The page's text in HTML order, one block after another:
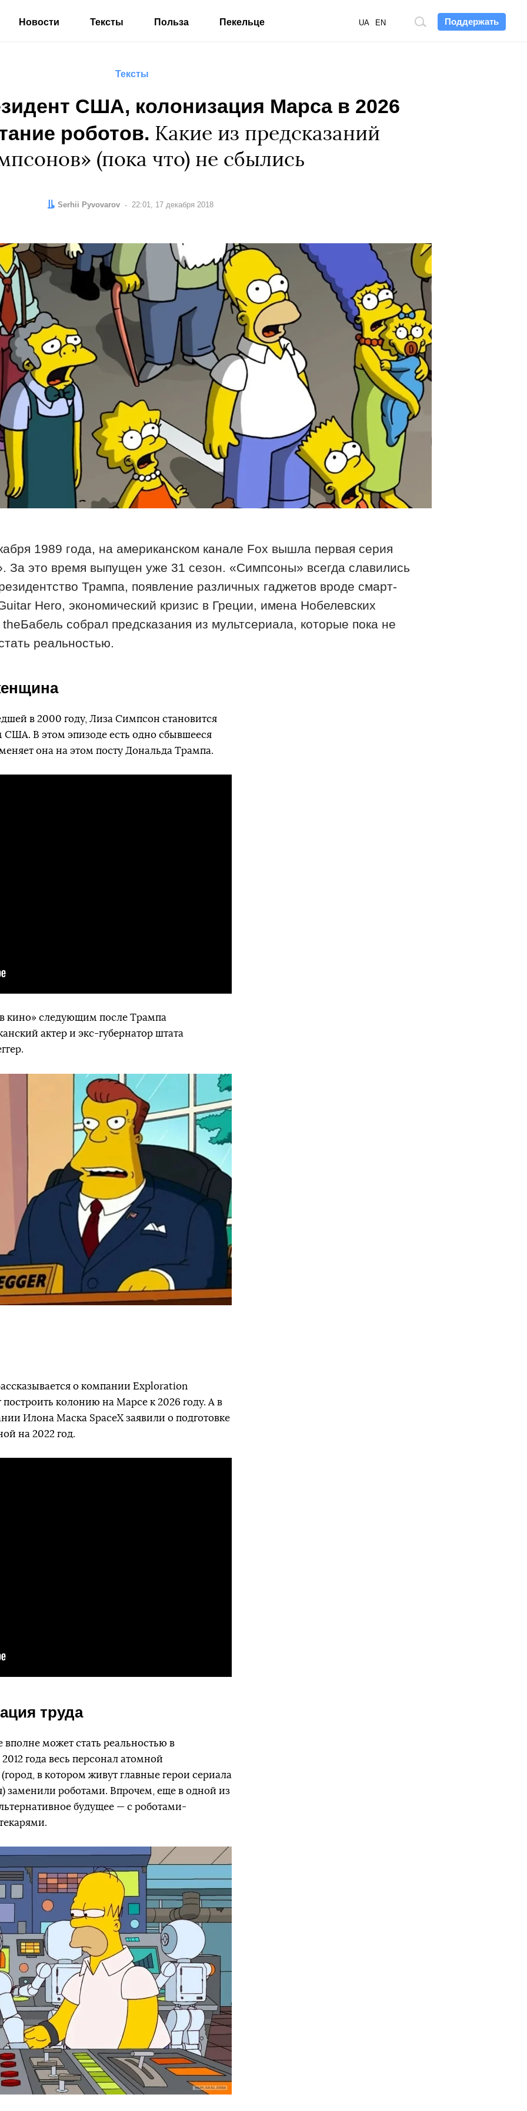
Поддержать
Поиск
UA EN
Новости Тексты Польза Пекельце
Тексты
США, колонизация Марса в 2026
роботов. Какие из предсказаний
(пока что) не сбылись
Автор:
Serhii Pyvovarov Дата:
22:01, 17 декабря 2018
1989 года, на американском канале Fox вышла первая серия
За это время выпущен уже 31 сезон. «Симпсоны» всегда славились
Трампа, появление различных гаджетов вроде смарт-
Herо, экономический кризис в Греции, имена Нобелевских
собрал предсказания из мультсериала, которые пока не
реальностью.
в 2000 году, Лиза Симпсон становится
В этом эпизоде есть одно сбывшееся
она на этом посту Дональда Трампа.
кино» следующим после Трампа
актер и экс-губернатор штата
о компании Exploration
колонию на Марсе к 2026 году. А в
Илона Маска SpaceX заявили о подготовке
на 2022 год.
труда
может стать реальностью в
года весь персонал атомной
в котором живут главные герои сериала
заменили роботами. Впрочем, еще в одной из
будущее — с роботами-